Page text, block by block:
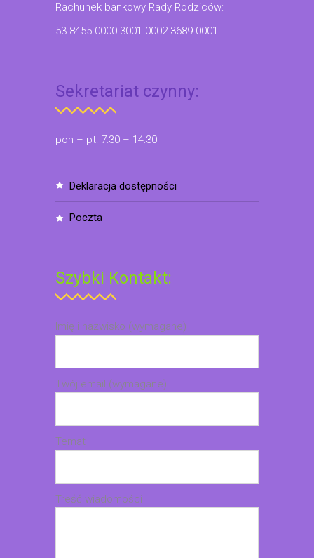
Rachunek bankowy Rady Rodziców:
53 8455 0000 3001 0002 3689 0001
Sekretariat czynny:
pon – pt: 7:30 – 14:30
deklaracja dostępności
poczta
Szybki Kontakt:
Imię i nazwisko (wymagane)
Twój email (wymagane)
Temat
Treść wiadomości